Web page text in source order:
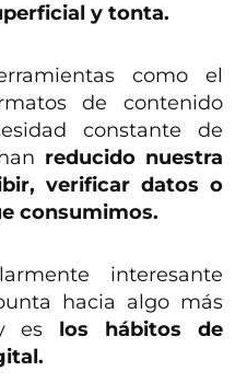
y tonta.
como el
de contenido
constante de
reducido nuestra
verificar datos o
consumimos.
interesante
hacia algo más
es los hábitos de